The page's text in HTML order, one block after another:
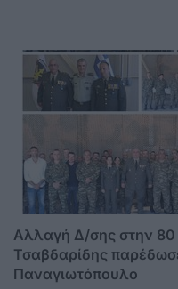
Αλλαγή Δ/σης στην
Τσαβδαρίδης
Παναγιωτόπουλο